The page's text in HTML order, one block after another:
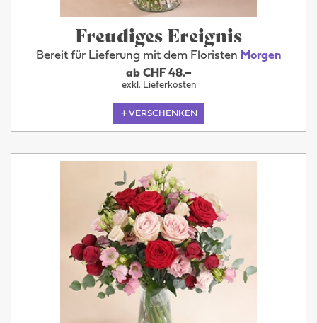
Freudiges Ereignis
Bereit für Lieferung mit dem Floristen Morgen
ab CHF 48.–
exkl. Lieferkosten
VERSCHENKEN